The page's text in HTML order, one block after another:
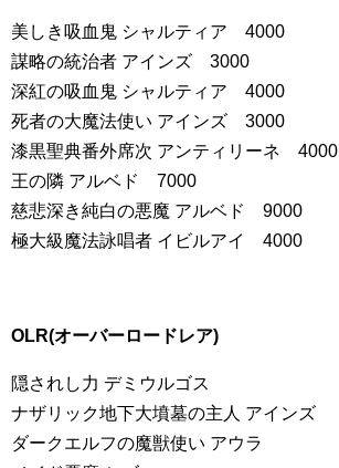
美しき吸血鬼 シャルティア 4000
謀略の統治者 アインズ 3000
深紅の吸血鬼 シャルティア 4000
死者の大魔法使い アインズ 3000
漆黒聖典番外席次 アンティリーネ 4000
王の隣 アルベド 7000
慈悲深き純白の悪魔 アルベド 9000
極大級魔法詠唱者 イビルアイ 4000
​OLR(オーバーロードレア)
隠されし力 デミウルゴス
ナザリック地下大墳墓の主人 アインズ
ダークエルフの魔獣使い アウラ